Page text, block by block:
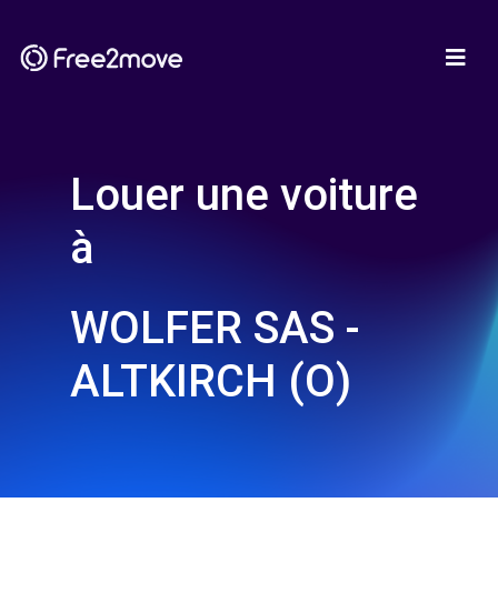
Louer une voiture
à
WOLFER SAS -
ALTKIRCH (O)